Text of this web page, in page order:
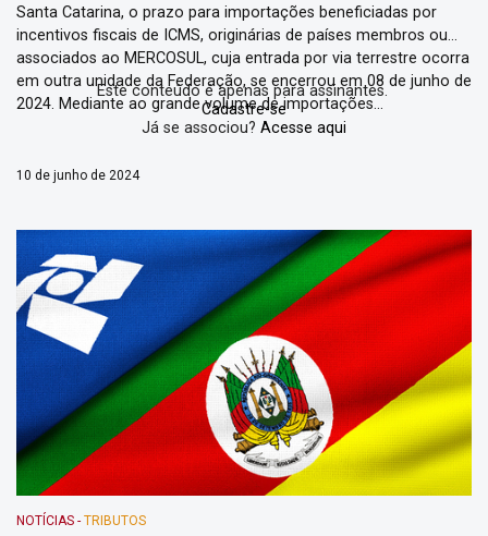
Santa Catarina, o prazo para importações beneficiadas por
incentivos fiscais de ICMS, originárias de países membros ou
associados ao MERCOSUL, cuja entrada por via terrestre ocorra
em outra unidade da Federação, se encerrou em 08 de junho de
2024. Mediante ao grande volume de importações...
Este conteúdo é apenas para assinantes.
Cadastre-se
Já se associou? Acesse aqui
10 de junho de 2024
NOTÍCIAS - TRIBUTOS